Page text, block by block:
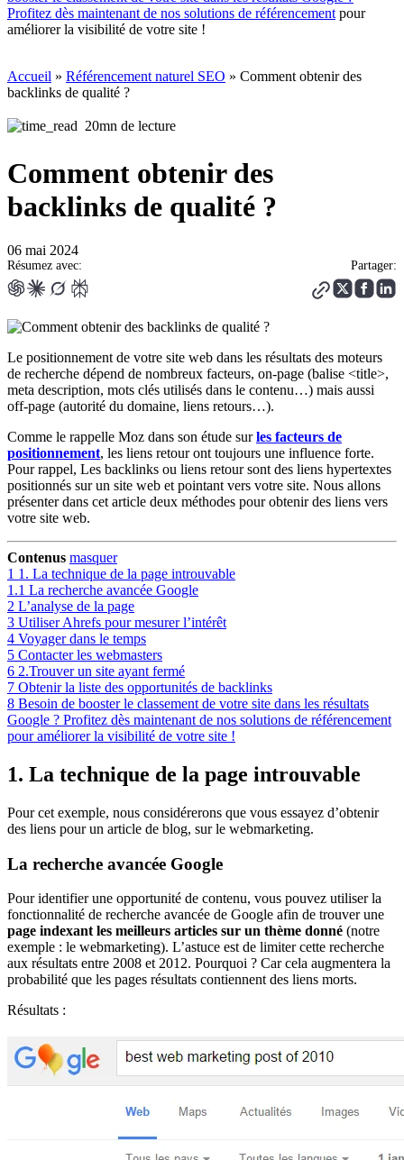
Profitez dès maintenant de nos solutions de référencement pour
améliorer la visibilité de votre site !
Accueil » Référencement naturel SEO » Comment obtenir des
backlinks de qualité ?
20mn de lecture
Comment obtenir des
backlinks de qualité ?
06 mai 2024
Résumez avec: Partager:
Le positionnement de votre site web dans les résultats des moteurs
de recherche dépend de nombreux facteurs, on-page (balise <title>,
meta description, mots clés utilisés dans le contenu…) mais aussi
off-page (autorité du domaine, liens retours…).
Comme le rappelle Moz dans son étude surles facteurs de
positionnement, les liens retour ont toujours une influence forte.
Pour rappel, Les backlinks ou liens retour sont des liens hypertextes
positionnés sur un site web et pointant vers votre site. Nous allons
présenter dans cet article deux méthodes pour obtenir des liens vers
votre site web.
Contenus masquer
1 1. La technique de la page introuvable
1.1 La recherche avancée Google
2 L’analyse de la page
3 Utiliser Ahrefs pour mesurer l’intérêt
4 Voyager dans le temps
5 Contacter les webmasters
6 2.Trouver un site ayant fermé
7 Obtenir la liste des opportunités de backlinks
8 Besoin de booster le classement de votre site dans les résultats
Google ? Profitez dès maintenant de nos solutions de référencement
pour améliorer la visibilité de votre site !
1. La technique de la page introuvable
Pour cet exemple, nous considérerons que vous essayez d’obtenir
des liens pour un article de blog, sur le webmarketing.
La recherche avancée Google
Pour identifier une opportunité de contenu, vous pouvez utiliser la
fonctionnalité de recherche avancée de Google afin de trouver une
page indexant les meilleurs articles sur un thème donné (notre
exemple : le webmarketing). L’astuce est de limiter cette recherche
aux résultats entre 2008 et 2012. Pourquoi ? Car cela augmentera la
probabilité que les pages résultats contiennent des liens morts.
Résultats :